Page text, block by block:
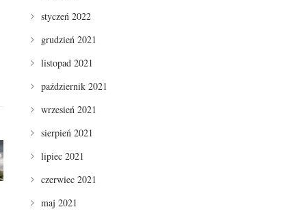
styczeń 2022
grudzień 2021
listopad 2021
październik 2021
wrzesień 2021
sierpień 2021
lipiec 2021
czerwiec 2021
maj 2021